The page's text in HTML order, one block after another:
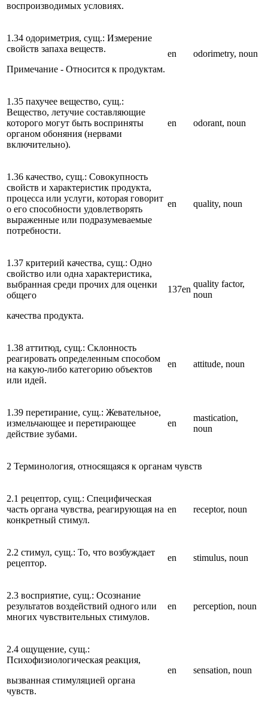
воспроизводимых условиях.
1.34 одориметрия, сущ.: Измерение
свойств запаха веществ.
Примечание - Относится к продуктам.
en odorimetry, noun
1.35 пахучее вещество, сущ.:
Вещество, летучие составляющие
которого могут быть восприняты
органом обоняния (нервами
включительно).
en odorant, noun
1.36 качество, сущ.: Совокупность
свойств и характеристик продукта,
процесса или услуги, которая говорит
о его способности удовлетворять
выраженные или подразумеваемые
потребности.
en quality, noun
1.37 критерий качества, сущ.: Одно
свойство или одна характеристика,
выбранная среди прочих для оценки
общего
качества продукта.
137en
quality factor,
noun
1.38 аттитюд, сущ.: Склонность
реагировать определенным способом
на какую-либо категорию объектов
или идей.
en attitude, noun
1.39 перетирание, сущ.: Жевательное,
измельчающее и перетирающее
действие зубами.
en
mastication,
noun
2 Терминология, относящаяся к органам чувств
2.1 рецептор, сущ.: Специфическая
часть органа чувства, реагирующая на
конкретный стимул.
en receptor, noun
2.2 стимул, сущ.: То, что возбуждает
рецептор.
en stimulus, noun
2.3 восприятие, сущ.: Осознание
результатов воздействий одного или
многих чувствительных стимулов.
en perception, noun
2.4 ощущение, сущ.:
Психофизиологическая реакция,
вызванная стимуляцией органа
чувств.
en sensation, noun